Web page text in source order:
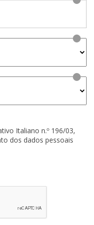
Italiano n.º 196/03,
dos dados pessoais